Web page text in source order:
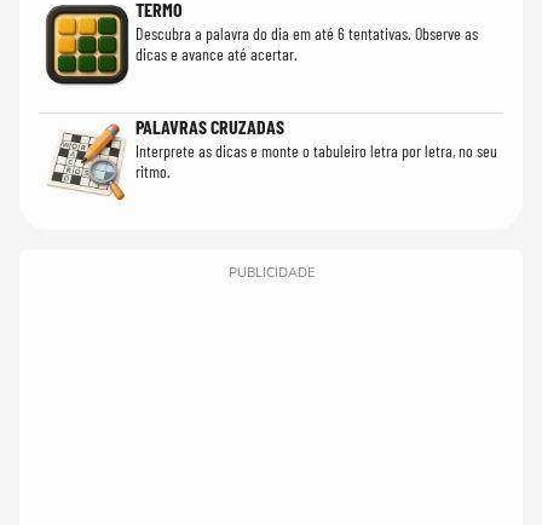
TERMO
Descubra a palavra do dia em até 6 tentativas. Observe as
dicas e avance até acertar.
PALAVRAS CRUZADAS
Interprete as dicas e monte o tabuleiro letra por letra, no seu
ritmo.
PUBLICIDADE